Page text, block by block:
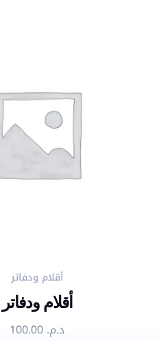
أقلام ودفاتر
أقلام ودفاتر
د.م.